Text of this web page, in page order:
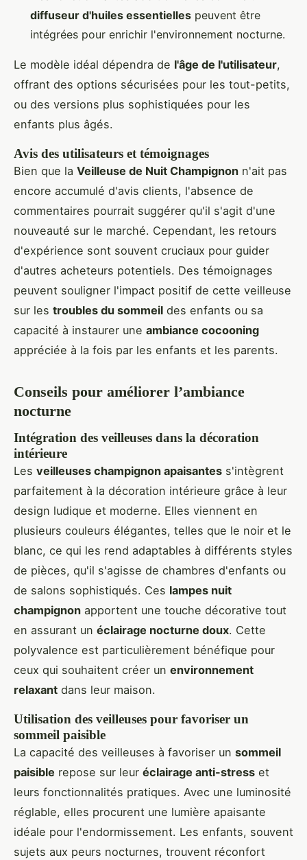
diffuseur d'huiles essentielles peuvent être
intégrées pour enrichir l'environnement nocturne.
Le modèle idéal dépendra de l'âge de l'utilisateur,
offrant des options sécurisées pour les tout-petits,
ou des versions plus sophistiquées pour les
enfants plus âgés.
Avis des utilisateurs et témoignages
Bien que la Veilleuse de Nuit Champignon n'ait pas
encore accumulé d'avis clients, l'absence de
commentaires pourrait suggérer qu'il s'agit d'une
nouveauté sur le marché. Cependant, les retours
d'expérience sont souvent cruciaux pour guider
d'autres acheteurs potentiels. Des témoignages
peuvent souligner l'impact positif de cette veilleuse
sur les troubles du sommeil des enfants ou sa
capacité à instaurer une ambiance cocooning
appréciée à la fois par les enfants et les parents.
Conseils pour améliorer l’ambiance
nocturne
Intégration des veilleuses dans la décoration
intérieure
Les veilleuses champignon apaisantes s'intègrent
parfaitement à la décoration intérieure grâce à leur
design ludique et moderne. Elles viennent en
plusieurs couleurs élégantes, telles que le noir et le
blanc, ce qui les rend adaptables à différents styles
de pièces, qu'il s'agisse de chambres d'enfants ou
de salons sophistiqués. Ces lampes nuit
champignon apportent une touche décorative tout
en assurant un éclairage nocturne doux. Cette
polyvalence est particulièrement bénéfique pour
ceux qui souhaitent créer un environnement
relaxant dans leur maison.
Utilisation des veilleuses pour favoriser un
sommeil paisible
La capacité des veilleuses à favoriser un sommeil
paisible repose sur leur éclairage anti-stress et
leurs fonctionnalités pratiques. Avec une luminosité
réglable, elles procurent une lumière apaisante
idéale pour l'endormissement. Les enfants, souvent
sujets aux peurs nocturnes, trouvent réconfort